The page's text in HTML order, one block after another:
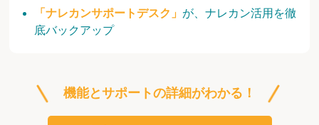
「ナレカンサポートデスク」 が、ナレカン活用を徹
底バックアップ
機能とサポートの詳細がわかる！